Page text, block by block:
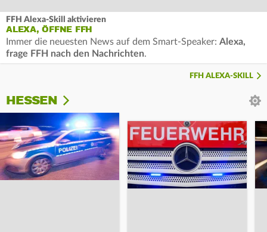
FFH Alexa-Skill aktivieren
ALEXA, ÖFFNE FFH
Immer die neuesten News auf dem Smart-Speaker: Alexa,
frage FFH nach den Nachrichten.
FFH ALEXA-SKILL
HESSEN